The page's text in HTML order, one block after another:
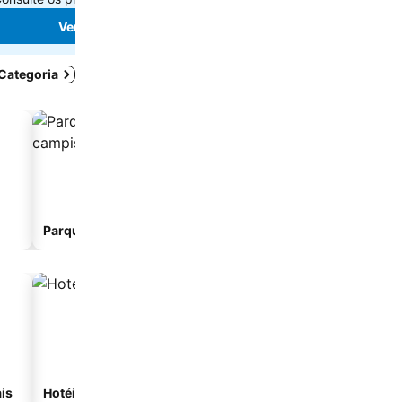
Ver preços
Parque de campismo
Hotéis com spa